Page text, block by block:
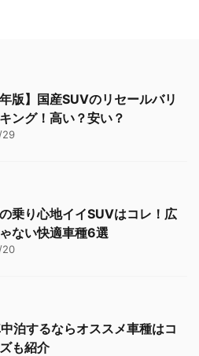
年版】国産SUVのリセールバリ
ング！高い？安い？
29
乗り心地イイSUVはコレ！広
ない快適車種6選
20
泊するならオススメ車種はコ
も紹介